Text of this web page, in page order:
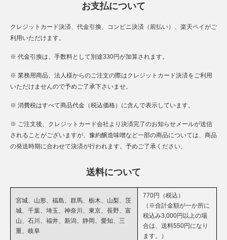
お支払について
クレジットカード決済、代金引換、コンビニ決済（前払い）、楽天ペイがご
利用いただけます。
※ 代金引換は、手数料として別途330円が加算されます。
※ 業務用商品、法人様からのご注文の際はクレジットカード決済をご利用
いただけませんので予めご了承下さいませ。
※ 消費税はすべて商品代金（税込価格）に含んで表示しています。
※ ご注文後、クレジットカード会社より決済完了のお知らせメールが送信
されることがございますが、豫約醸造味噌など一部の商品については、商品
の発送時期に合わせて決済が行われます。予めご了承ください。
送料について
宮城、山形、福島、群馬、栃木、山梨、茨
城、千葉、埼玉、神奈川、東京、長野、富
山、石川、福井、新潟、静岡、愛知、三
重、岐阜
770円（税込）
（※合計金額が一か所に
税込み3,000円以上の場
合は、送料550円になり
ます。）